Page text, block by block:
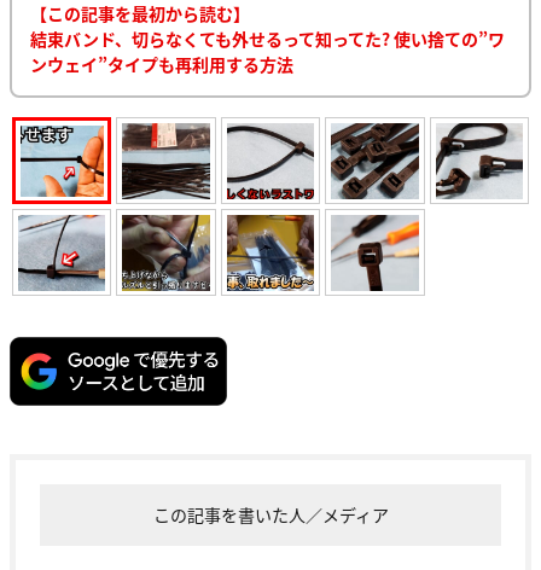
【この記事を最初から読む】
結束バンド、切らなくても外せるって知ってた? 使い捨ての”ワ
ンウェイ”タイプも再利用する方法
この記事を書いた人／メディア